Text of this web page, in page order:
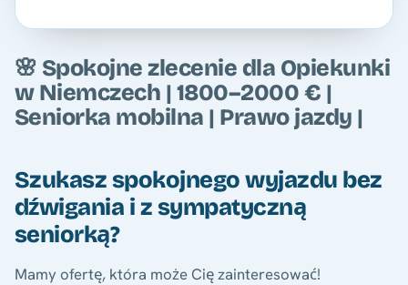
🌸 Spokojne zlecenie dla Opiekunki
w Niemczech | 1800–2000 € |
Seniorka mobilna | Prawo jazdy |
Szukasz spokojnego wyjazdu bez
dźwigania i z sympatyczną
seniorką?
Mamy ofertę, która może Cię zainteresować!